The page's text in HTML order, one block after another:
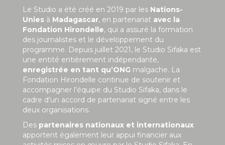
Le Studio a été créé en 2019 par les Nations-
Unies à Madagascar, en partenariat avec la
Fondation Hirondelle, qui a assuré la formation
des journalistes et le développement du
programme. Depuis juillet 2021, le Studio Sifaka est
une entité entièrement indépendante,
enregistrée en tant qu’ONG malgache. La
Fondation Hirondelle continue de soutenir et
accompagner l’équipe du Studio Sifaka, dans le
cadre d’un accord de partenariat signé entre les
deux organisations.
Des partenaires nationaux et internationaux
apportent également leur appui financier aux